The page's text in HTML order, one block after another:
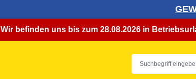
Wir befinden uns bis zum 28.08.2026 in